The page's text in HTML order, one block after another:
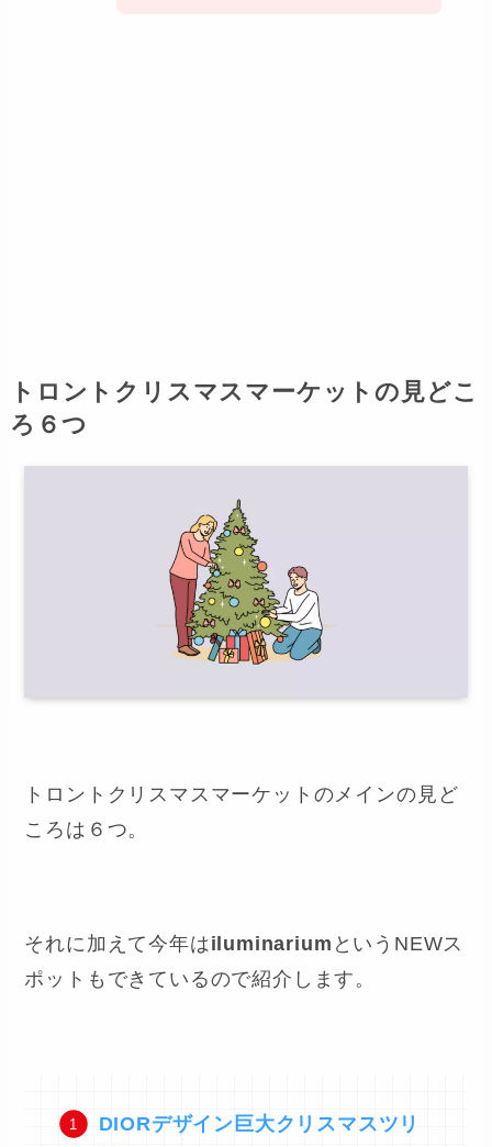
トロントクリスマスマーケット の見どこ
ろ６つ
トロントクリスマスマーケットのメインの見ど
ころは６つ。
それに加えて今年はiluminarium というNEWス
ポットもできているので紹介します。
DIORデザイン巨大クリスマスツリ